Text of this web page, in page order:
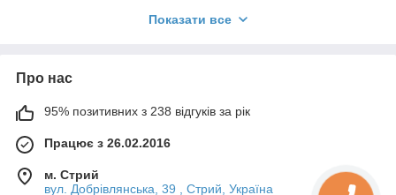
Кахельна піч-камін складається з декількох
його в приміщення. Кахлі можуть мати різні
форми, кольори та декоративні елементи, що
дозволяє створювати унікальний дизайн пічки.
Кахельна піч-камін працює на дереві, вугіллі
його підпалюють. Дим та гар піднімаються по
Показати все
Про нас
95% позитивних з 238 відгуків за рік
Працює з 26.02.2016
м. Стрий
вул. Добрівлянська, 39 , Стрий, Україна